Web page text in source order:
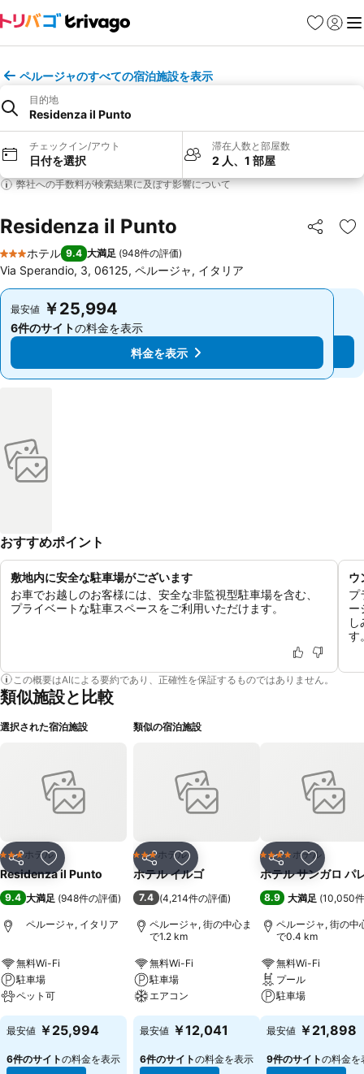
お気に入り
ログイ
メ
ペルージャのすべての宿泊施設を表示
目的地
Residenza il Punto
チェックイン/アウト
日付を選択
滞在人数と部屋数
2 人、1 部屋
弊社への手数料が検索結果に及ぼす影響について
Residenza il Punto シェア
お
3 ホテルのランク
ホテル 9.4 大満足 (948件の評価)
Via Sperandio, 3, 06125, ペルージャ, イタリア
最安値 ￥25,994
6件のサイトの料金を表示
料金を表示
最安値 ￥25,994
6件のサイトの料金を表示
料金を表示
おすすめポイント
敷地内に安全な駐車場がございます
お車でお越しのお客様には、安全な非監視型駐車場を含む、
プライベートな駐車スペースをご利用いただけます。
ウ
プ
ー
す
この概要はAIによる要約であり、正確性を保証するものではありません。
類似施設と比較
選択された宿泊施設
シェア お気に入りに追加
3 ホテルのランク
ホテル
Residenza il Punto
9.4 大満足 (948件の評価)
ペルージャ, イタリア
無料Wi-Fi
駐車場
ペット可
最安値 ￥25,994
6件のサイトの料金を表示
類似の宿泊施設
シェア お気に入りに追加
3 ホテルのランク
ホテル
ホテル イルゴ
7.4 (4,214件の評価)
ペルージャ, 街の中心ま
で1.2 km
無料Wi-Fi
駐車場
エアコン
最安値 ￥12,041
6件のサイトの料金を表示
シェア お気に入
4 ホテルのランク
ホテル
ホテル サンガロ パ
8.9 大満足 (10,050
ペルージャ, 街の中
で0.4 km
無料Wi-Fi
プール
駐車場
最安値 ￥21,898
9件のサイトの料金を